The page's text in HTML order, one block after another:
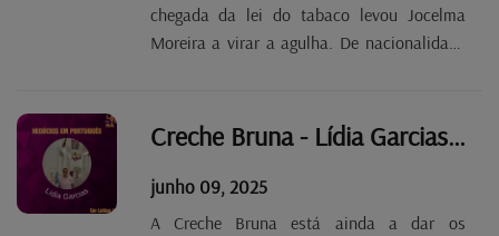
chegada da lei do tabaco levou Jocelma
Moreira a virar a agulha. De nacionalidade
abertura de um espaço dedicado à nossaCreche Bruna - Lídia Garcias Tp. 2 Ep. 77
junho 09, 2025
A Creche Bruna está ainda a dar os